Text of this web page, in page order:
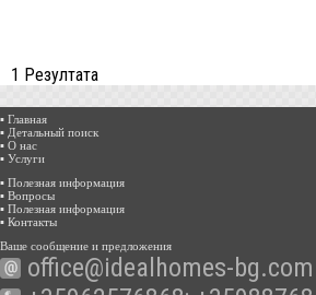
1 Резултата
▪ Главная
▪ Детальный поиск
▪ О нас
▪ Услуги
▪ Полезная информация
▪ Вопросы
▪ Полезная информация
▪ Контакты
Ваше сообщение и предложения
office@idealhomes-bg.com